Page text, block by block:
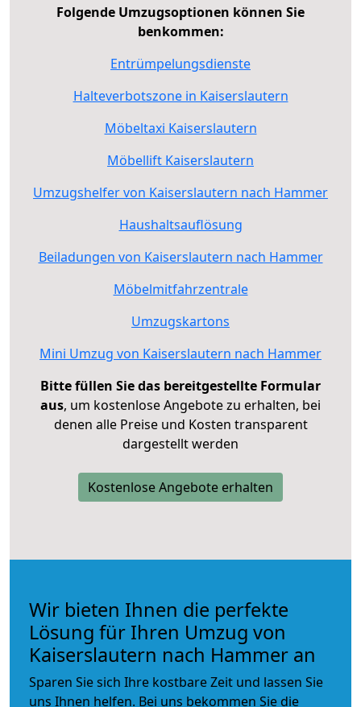
Folgende Umzugsoptionen können Sie
benkommen:
Entrümpelungsdienste
Halteverbotszone in Kaiserslautern
Möbeltaxi Kaiserslautern
Möbellift Kaiserslautern
Umzugshelfer von Kaiserslautern nach Hammer
Haushaltsauflösung
Beiladungen von Kaiserslautern nach Hammer
Möbelmitfahrzentrale
Umzugskartons
Mini Umzug von Kaiserslautern nach Hammer
Bitte füllen Sie das bereitgestellte Formular
aus, um kostenlose Angebote zu erhalten, bei
denen alle Preise und Kosten transparent
dargestellt werden
Kostenlose Angebote erhalten
Wir bieten Ihnen die perfekte
Lösung für Ihren Umzug von
Kaiserslautern nach Hammer an
Sparen Sie sich Ihre kostbare Zeit und lassen Sie
uns Ihnen helfen. Bei uns bekommen Sie die